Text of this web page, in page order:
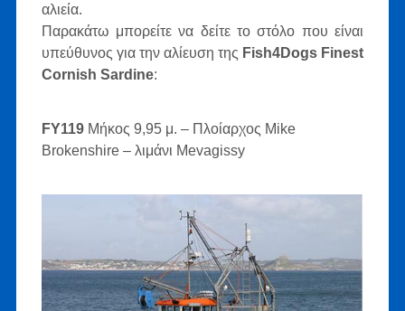
αλιεία.
Παρακάτω μπορείτε να δείτε το στόλο που είναι
υπεύθυνος για την αλίευση της Fish4Dogs Finest
Cornish Sardine:
FY119Μήκος 9,95 μ. – Πλοίαρχος Mike
Brokenshire – λιμάνι Mevagissy